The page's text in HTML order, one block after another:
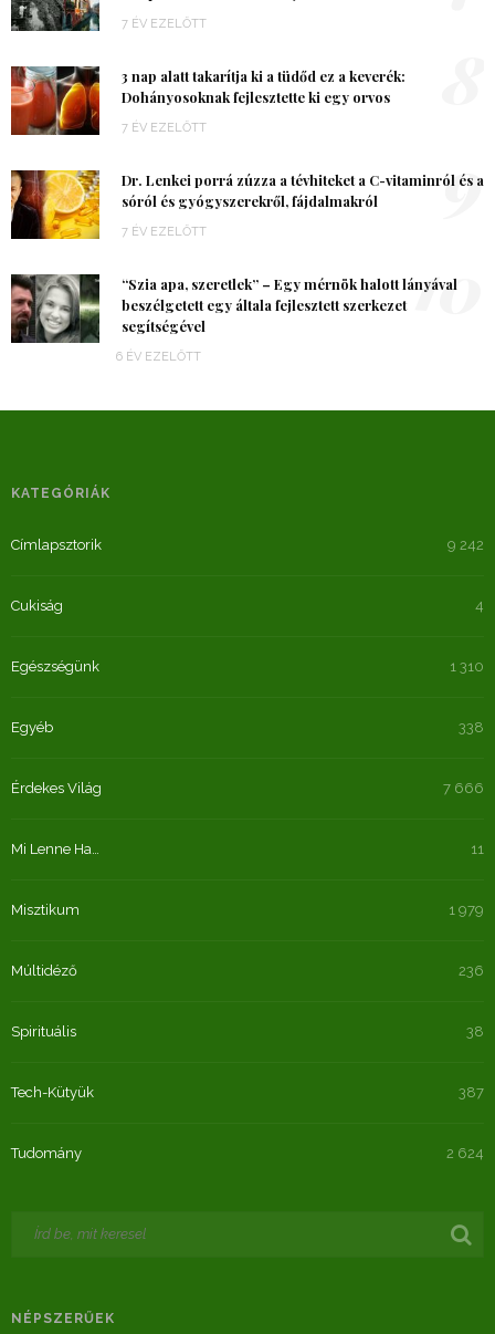
7 ÉV EZELŐTT
3 nap alatt takarítja ki a tüdőd ez a keverék:
Dohányosoknak fejlesztette ki egy orvos
7 ÉV EZELŐTT
Dr. Lenkei porrá zúzza a tévhiteket a C-vitaminról és a
sóról és gyógyszerekről, fájdalmakról
7 ÉV EZELŐTT
9
“Szia apa, szeretlek” – Egy mérnök halott lányával
beszélgetett egy általa fejlesztett szerkezet
segítségével
6 ÉV EZELŐTT
10
KATEGÓRIÁK
Címlapsztorik 9 242
Cukiság 4
Egészségünk 1 310
Egyéb 338
Érdekes Világ 7 666
Mi Lenne Ha… 11
Misztikum 1 979
Múltidéző 236
Spirituális 38
Tech-Kütyük 387
Tudomány 2 624
NÉPSZERŰEK